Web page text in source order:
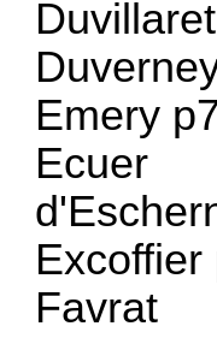
Duvillaret
Emery
Ecuer
Excoffier
Favrat